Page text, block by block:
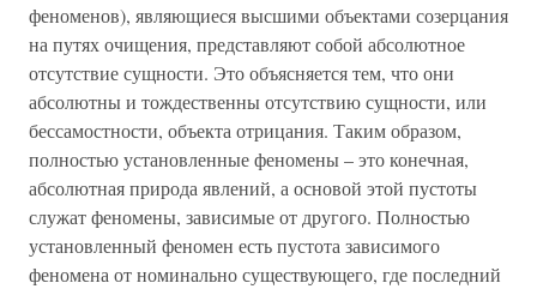
феноменов), являющиеся высшими объектами созерцания
на путях очищения, представляют собой абсолютное
отсутствие сущности. Это объясняется тем, что они
абсолютны и тождественны отсутствию сущности, или
бессамостности, объекта отрицания. Таким образом,
полностью установленные феномены – это конечная,
абсолютная природа явлений, а основой этой пустоты
служат феномены, зависимые от другого. Полностью
установленный феномен есть пустота зависимого
феномена от номинально существующего, где последний